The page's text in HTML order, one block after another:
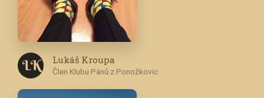
L K Lukáš Kroupa
Člen Klubu Pánů z Ponožkovic